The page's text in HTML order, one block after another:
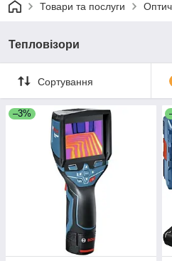
Товари та послуги
Тепловізори
Сортування
–3%